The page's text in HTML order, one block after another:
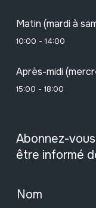
Matin (mardi à
10:00 - 14:00
Après-midi
15:00 - 18:00
Abonnez-
être informé
Nom